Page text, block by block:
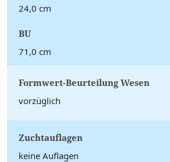
24,0 cm
BU
71,0 cm
Formwert-Beurteilung Wesen
vorzüglich
Zuchtauflagen
keine Auflagen